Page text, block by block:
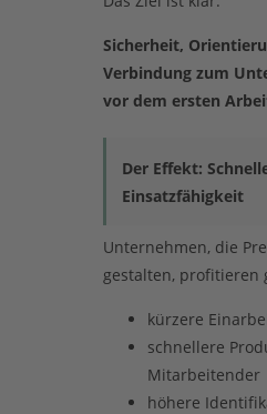
Sicherheit,
Verbindung zum
vor dem ersten
Der Effekt:
Einsatzfähigkeit
Unternehmen, die
gestalten, profitieren
kürzere
schnellere
Mitarbeitender
höhere